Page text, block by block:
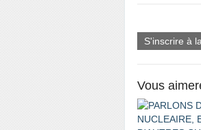
S'inscrire à
Vous